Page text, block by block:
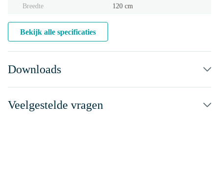
Breedte 120 cm
Bekijk alle specificaties
Downloads
Veelgestelde vragen